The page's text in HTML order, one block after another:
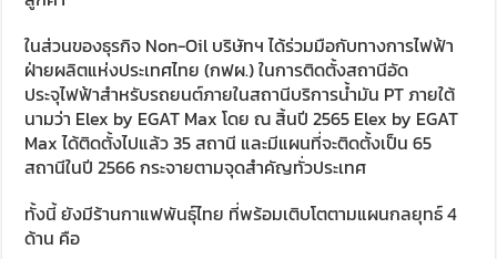
ในส่วนของธุรกิจ Non-Oil บริษัทฯ ได้ร่วมมือกับทางการไฟฟ้า
ฝ่ายผลิตแห่งประเทศไทย (กฟผ.) ในการติดตั้งสถานีอัด
ประจุไฟฟ้าสำหรับรถยนต์ภายในสถานีบริการน้ำมัน PT ภายใต้
นามว่า Elex by EGAT Max โดย ณ สิ้นปี 2565 Elex by EGAT
Max ได้ติดตั้งไปแล้ว 35 สถานี และมีแผนที่จะติดตั้งเป็น 65
สถานีในปี 2566 กระจายตามจุดสำคัญทั่วประเทศ
ทั้งนี้ ยังมีร้านกาแฟพันธุ์ไทย ที่พร้อมเติบโตตามแผนกลยุทธ์ 4
ด้าน คือ